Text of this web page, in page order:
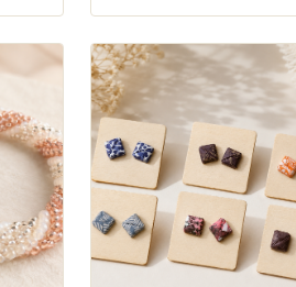
Dieses
Produkt
weist
mehrere
Varianten
auf.
Optionen
können
auf
Produktseite